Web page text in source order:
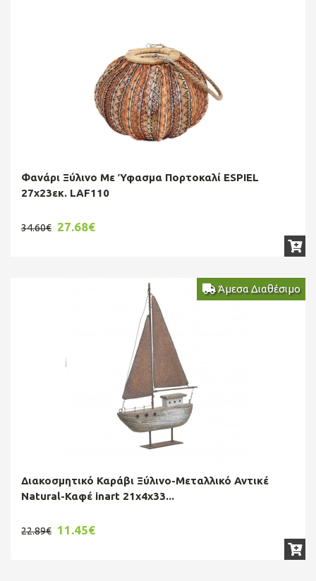
Φανάρι Ξύλινο Με Ύφασμα Πορτοκαλί ESPIEL
27x23εκ. LAF110
34.60€ 27.68€
Άμεσα Διαθέσιμο
Διακοσμητικό Καράβι Ξύλινο-Μεταλλικό Αντικέ
Natural-Καφέ inart 21x4x33...
22.89€ 11.45€